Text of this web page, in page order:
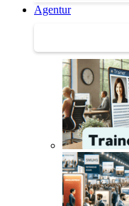
Agentur